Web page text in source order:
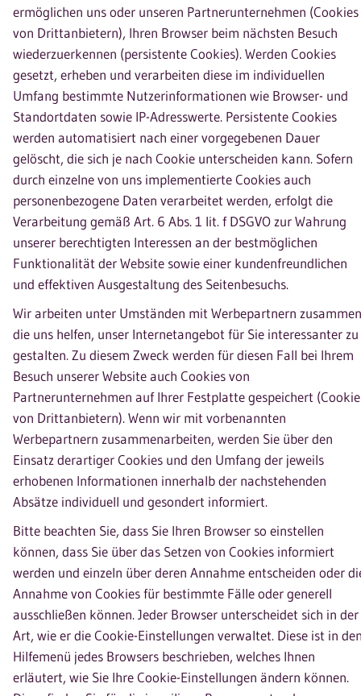
ermöglichen uns oder unseren Partnerunternehmen (Cookies
von Drittanbietern), Ihren Browser beim nächsten Besuch
wiederzuerkennen (persistente Cookies). Werden Cookies
gesetzt, erheben und verarbeiten diese im individuellen
Umfang bestimmte Nutzerinformationen wie Browser- und
Standortdaten sowie IP-Adresswerte. Persistente Cookies
werden automatisiert nach einer vorgegebenen Dauer
gelöscht, die sich je nach Cookie unterscheiden kann. Sofern
durch einzelne von uns implementierte Cookies auch
personenbezogene Daten verarbeitet werden, erfolgt die
Verarbeitung gemäß Art. 6 Abs. 1 lit. f DSGVO zur Wahrung
unserer berechtigten Interessen an der bestmöglichen
Funktionalität der Website sowie einer kundenfreundlichen
und effektiven Ausgestaltung des Seitenbesuchs.
Wir arbeiten unter Umständen mit Werbepartnern
die uns helfen, unser Internetangebot für Sie interessanter zu
gestalten. Zu diesem Zweck werden für diesen Fall bei Ihrem
Besuch unserer Website auch Cookies von
Partnerunternehmen auf Ihrer Festplatte gespeichert
von Drittanbietern). Wenn wir mit vorbenannten
Werbepartnern zusammenarbeiten, werden Sie über den
Einsatz derartiger Cookies und den Umfang der jeweils
erhobenen Informationen innerhalb der nachstehenden
Absätze individuell und gesondert informiert.
Bitte beachten Sie, dass Sie Ihren Browser so einstellen
können, dass Sie über das Setzen von Cookies informiert
werden und einzeln über deren Annahme entscheiden oder
Annahme von Cookies für bestimmte Fälle oder generell
ausschließen können. Jeder Browser unterscheidet sich in der
Art, wie er die Cookie-Einstellungen verwaltet. Diese ist in
Hilfemenü jedes Browsers beschrieben, welches Ihnen
erläutert, wie Sie Ihre Cookie-Einstellungen ändern können.